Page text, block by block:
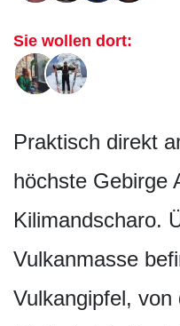
Sie wollen dort:
Praktisch direkt
höchste Gebirge
Kilimandscharo.
Vulkanmasse
Vulkangipfel,